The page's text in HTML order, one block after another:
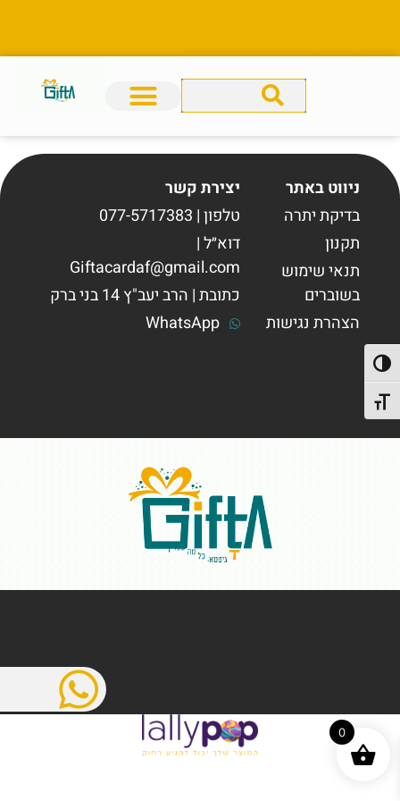
הפעל/כבה ניגודיות גבוהה
מתג גודל גופן
גיפטא מתנה מושלמת לכל מטרה.
ניווט באתר
בדיקת יתרה
תקנון
תנאי שימוש
בשוברים
הצהרת נגישות
יצירת קשר
טלפון | 077-5717383
דוא״ל |
Giftacardaf@gmail.com
כתובת | הרב יעב"ץ 14 בני ברק
WhatsApp
0